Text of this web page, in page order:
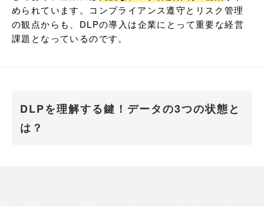
められています。コンプライアンス遵守とリスク管理
の観点からも、DLPの導入は企業にとって重要な経営
課題となっているのです。
DLPを理解する鍵！データの3つの状態と
は？